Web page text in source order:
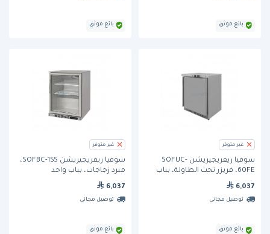
بائع موثق بائع موثق
غير متوفر
سوفيا ريفريجيريشن SOFUC-
60FE، فريزر تحت الطاولة، بباب
6,037
توصيل مجاني
بائع موثق
غير متوفر
سوفيا ريفريجيريشن SOFBC-1SS،
مبرد زجاجات، بباب واحد
6,037
توصيل مجاني
بائع موثق